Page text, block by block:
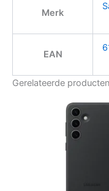
Merk
EAN
Gerelateerde producten